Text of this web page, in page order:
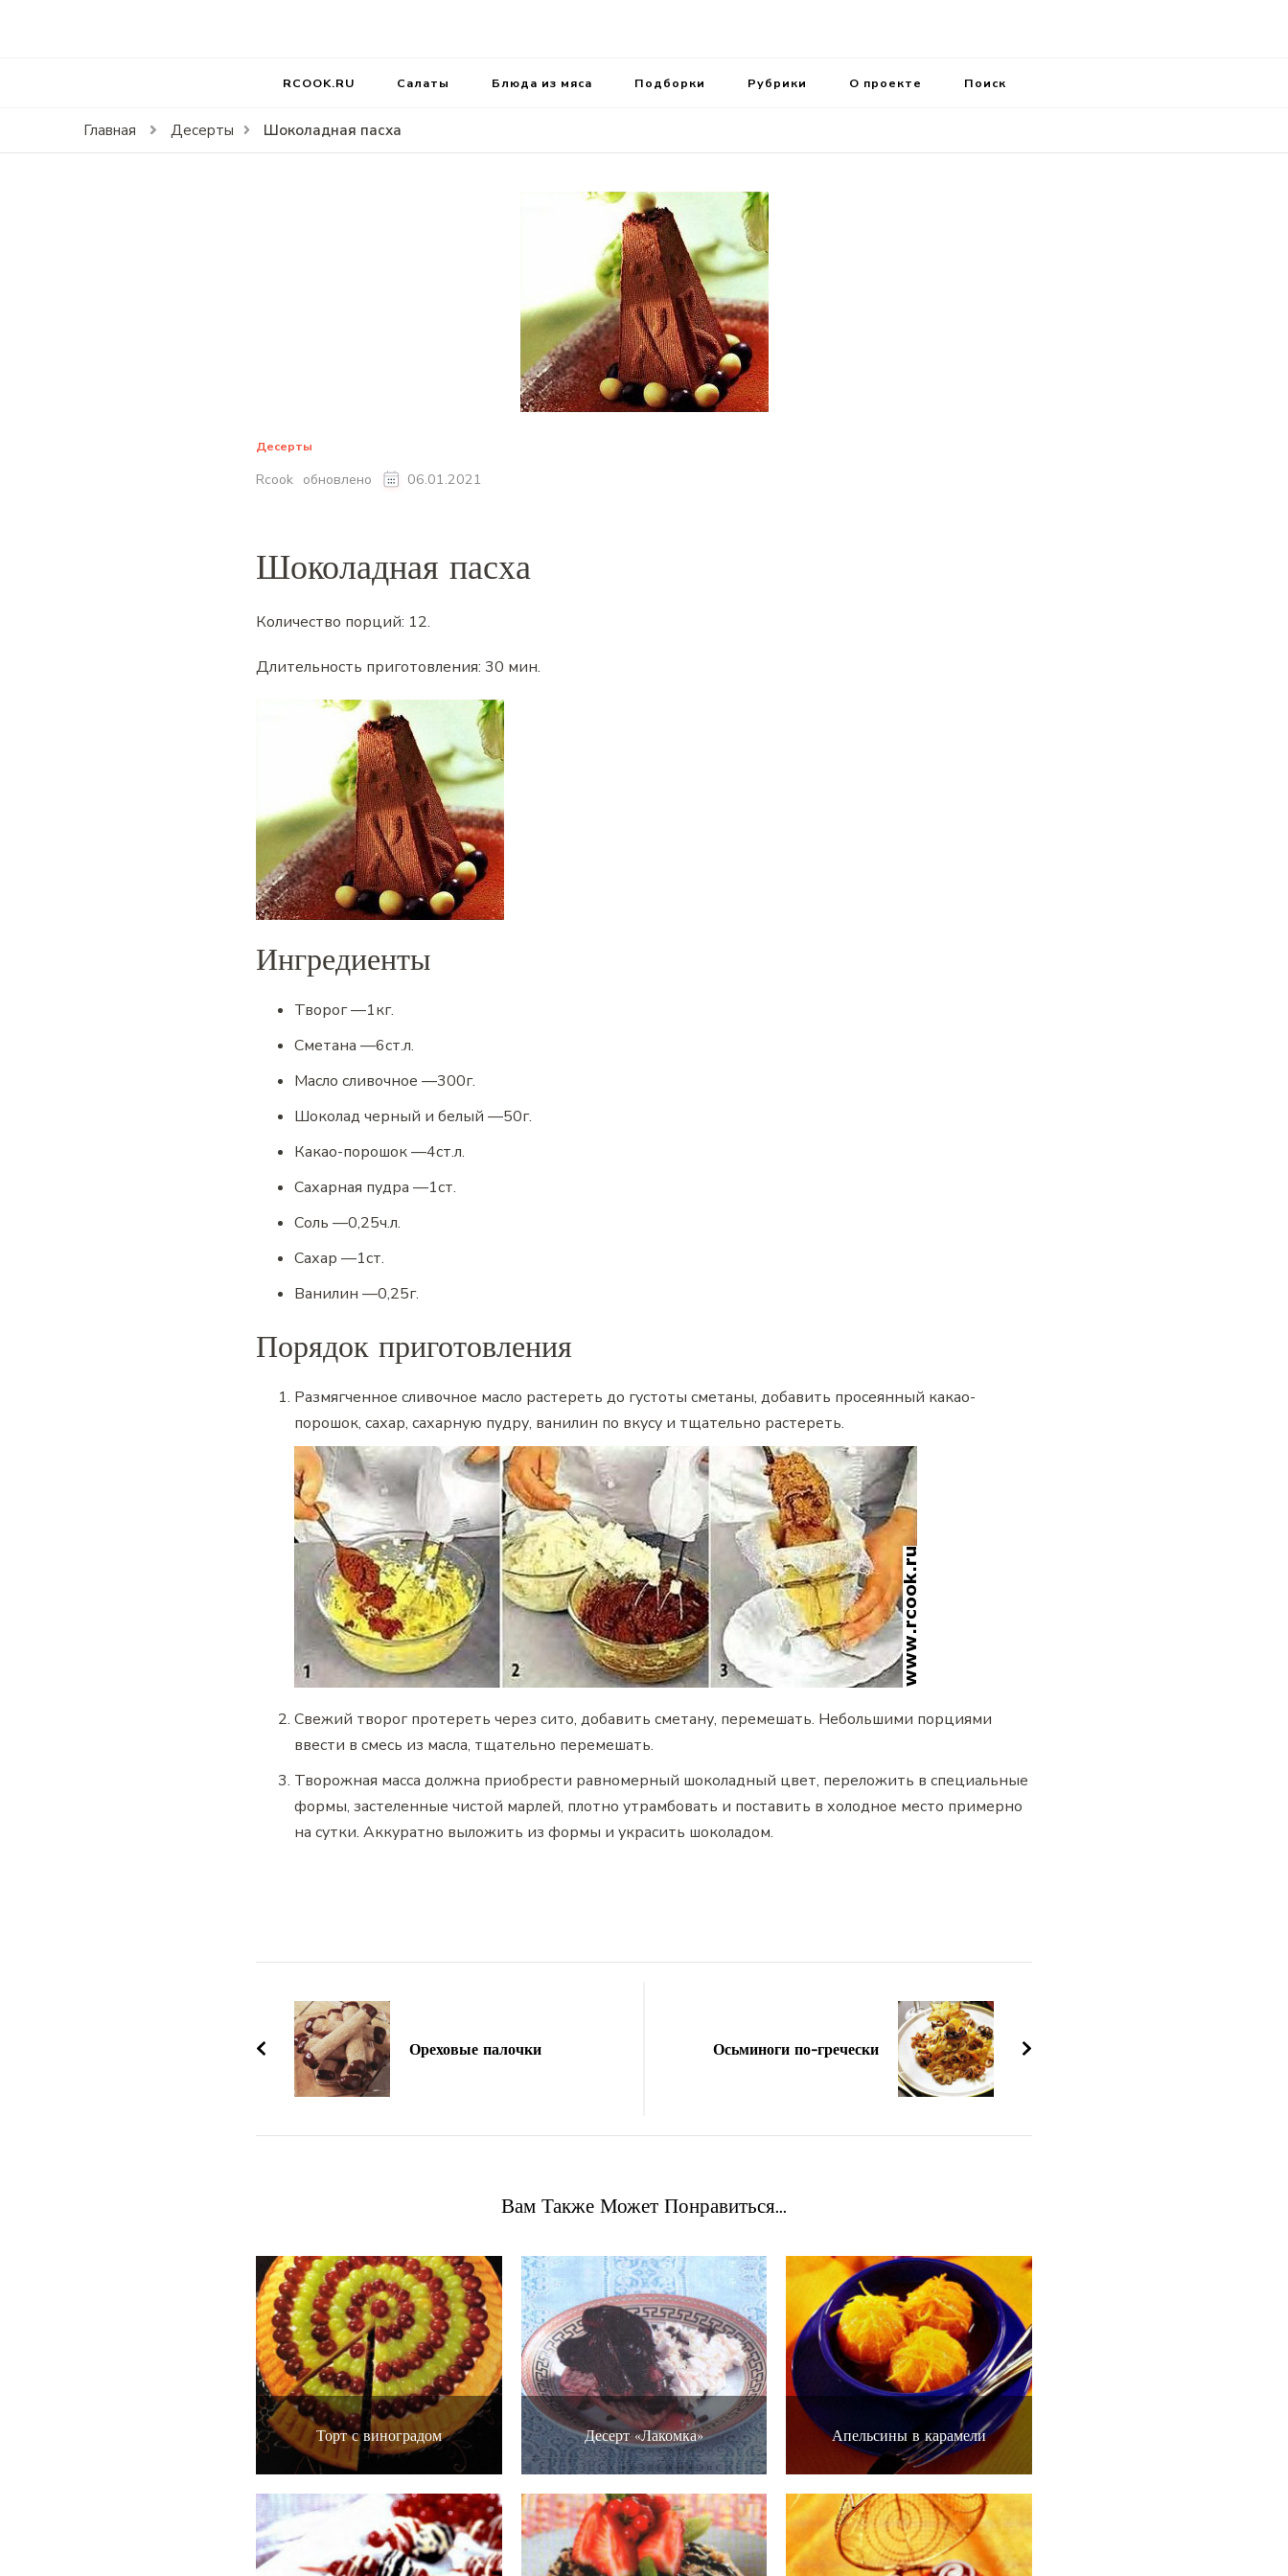
RCOOK.RU Салаты Блюда из мяса Подборки Рубрики О проекте Поиск
Главная Десерты Шоколадная пасха
Десерты
Rcook обновлено 06.01.2021
Шоколадная пасха
Количество порций: 12.
Длительность приготовления: 30 мин.
Ингредиенты
Творог—1кг.
Сметана —6ст.л.
Масло сливочное —300г.
Шоколад черный и белый —50г.
Какао-порошок—4ст.л.
Сахарная пудра —1ст.
Соль —0,25ч.л.
Сахар —1ст.
Ванилин —0,25г.
Порядок приготовления
Размягченное сливочное масло растереть до густоты сметаны, добавить просеянный какао-
порошок, сахар, сахарную пудру, ванилин по вкусу и тщательно растереть.
Свежий творог протереть через сито, добавить сметану, перемешать. Небольшими порциями
ввести в смесь из масла, тщательно перемешать.
Творожная масса должна приобрести равномерный шоколадный цвет, переложить в специальные
формы, застеленные чистой марлей, плотно утрамбовать и поставить в холодное место примерно
на сутки. Аккуратно выложить из формы и украсить шоколадом.
записям
Ореховые палочки Осьминоги по-гречески
Вам Также Может Понравиться...
Торт с виноградом Десерт «Лакомка» Апельсины в карамели